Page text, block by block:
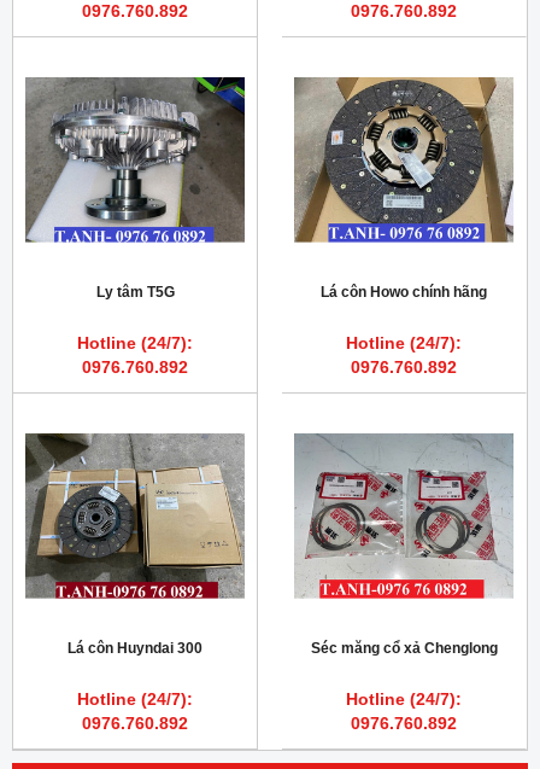
0976.760.892
0976.760.892
Ly tâm T5G
Hotline (24/7):
0976.760.892
Lá côn Howo chính hãng
Hotline (24/7):
0976.760.892
Lá côn Huyndai 300
Hotline (24/7):
0976.760.892
Séc măng cổ xả Chenglong
Hotline (24/7):
0976.760.892